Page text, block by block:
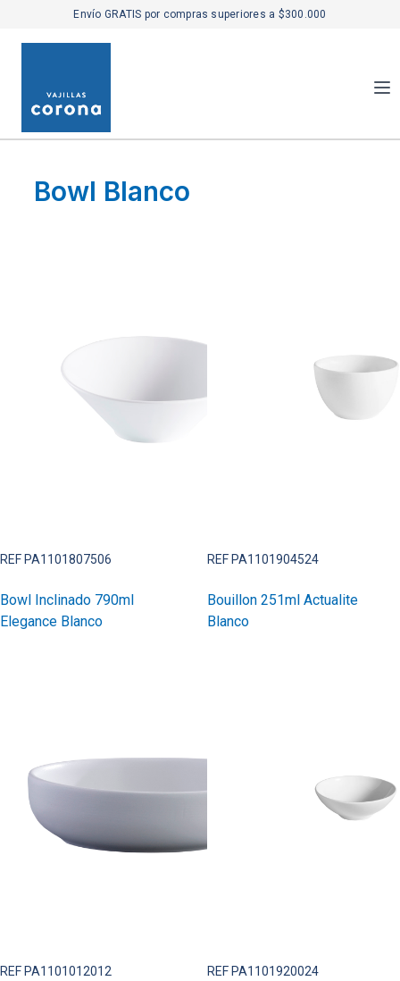
Envío GRATIS por compras superiores a $300.000
Bowl Blanco
REF PA1101807506
Bowl Inclinado 790ml
Elegance Blanco
REF PA1101904524
Bouillon 251ml Actualite
Blanco
REF PA1101012012 REF PA1101920024